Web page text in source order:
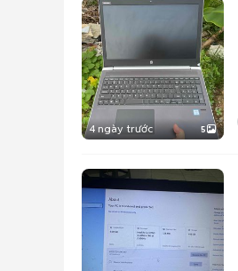
4 ngày trước 5